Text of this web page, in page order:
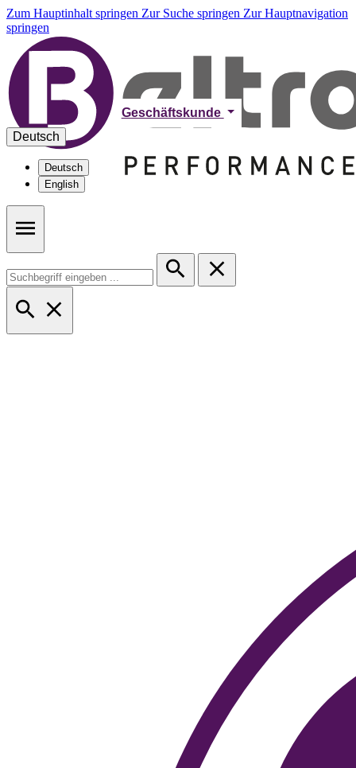
Zum Hauptinhalt springen Zur Suche springen Zur Hauptnavigation
springen
Geschäftskunde
Deutsch
Deutsch
English